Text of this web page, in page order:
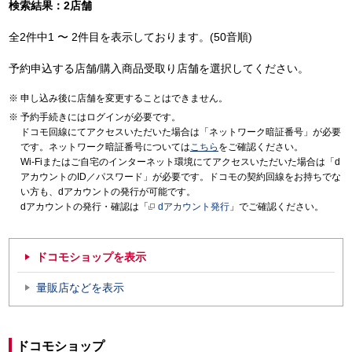
検索結果：2店舗
全2件中1 〜 2件目を表示しております。(50音順)
予約申込する店舗/購入商品受取り店舗を選択してください。
申し込み後に店舗を変更することはできません。
予約手続きにはログインが必要です。
ドコモ回線にてアクセスいただいた場合は「ネットワーク暗証番号」が必要
です。ネットワーク暗証番号についてはこちら をご確認ください。
Wi-Fiまたはご自宅のインターネット環境にてアクセスいただいた場合は「d
アカウントのID／パスワード」が必要です。ドコモの契約回線をお持ちでな
い方も、dアカウントの発行が可能です。
dアカウントの発行・確認は「
dアカウント発行 」でご確認ください。
ドコモショップを表示
量販店などを表示
ドコモショップ